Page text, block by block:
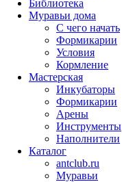
Библиотека
Муравьи дома
С чего начать
Формикарии
Условия
Кормление
Мастерская
Инкубаторы
Формикарии
Арены
Инструменты
Наполнители
Каталог
antclub.ru
Муравьи